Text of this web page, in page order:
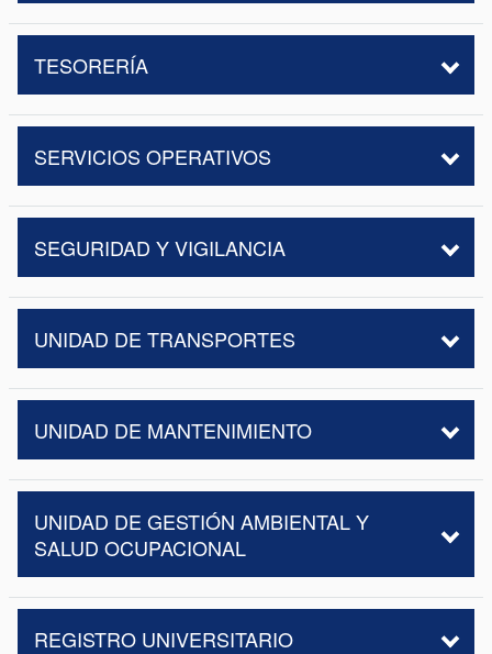
TESORERÍA
SERVICIOS OPERATIVOS
SEGURIDAD Y VIGILANCIA
UNIDAD DE TRANSPORTES
UNIDAD DE MANTENIMIENTO
UNIDAD DE GESTIÓN AMBIENTAL Y
SALUD OCUPACIONAL
REGISTRO UNIVERSITARIO